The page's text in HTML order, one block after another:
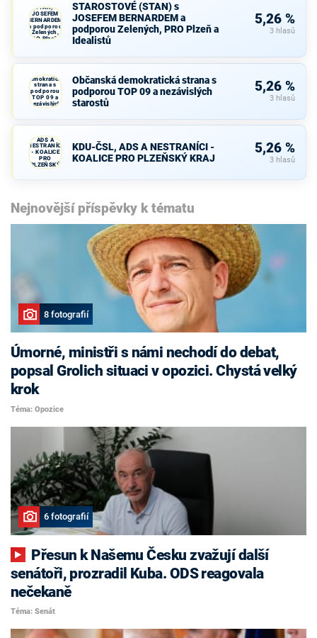
(STAN) s
JOSEFEM
BERNARDEM
a podporou
Zelených,
PRO Plzeň a
STAROSTOVÉ (STAN) s
JOSEFEM BERNARDEM a
podporou Zelených, PRO Plzeň a
Idealistů
5,26 %
3 hlasů
demokratická
strana s
podporou
TOP 09 a
nezávislých
starostů
Občanská demokratická strana s
podporou TOP 09 a nezávislých
starostů
5,26 %
3 hlasů
ADS A
NESTRANÍCI
- KOALICE
PRO
PLZEŇSKÝ
KRAJ
KDU-ČSL, ADS A NESTRANÍCI -
KOALICE PRO PLZEŇSKÝ KRAJ
5,26 %
3 hlasů
Nejnovější příspěvky k tématu
8 fotografií
Úmorné, ministři s námi nechodí do debat,
popsal Grolich situaci v opozici. Chystá velký
krok
Téma: Opozice
6 fotografií
senátoři, prozradil Kuba. ODS reagovala
nečekaně
Téma: Senát